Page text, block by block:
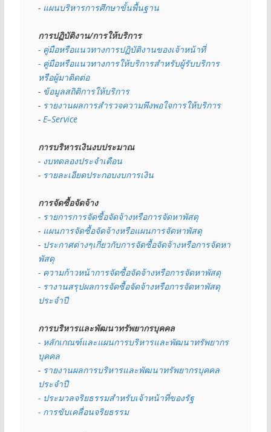
- แผนบริหารการศึกษาขั้นพื้นฐาน
การปฏิบัติงาน/การให้บริการ
- คู่มือหรือแนวทางการปฏิบัติงานของเจ้าหน้าที่
- คู่มือหรือแนวทางการให้บริการสำหรับผู้รับบริการ
หรือผู้มาติดต่อ
- ข้อมูลสถิติการให้บริการ
- รายงานผลการสำรวจความพึงพอใจการให้บริการ
- E–Service
การบริหารเงินงบประมาณ
- งบทดลองประจำเดือน
- รายละเอียดประกอบงบการเงิน
การจัดซื้อจัดจ้าง
- รายการการจัดซื้อจัดจ้างหรือการจัดหาพัสดุ
- แผนการจัดซื้อจัดจ้างหรือแผนการจัดหาพัสดุ
- ประกาศต่างๆเกี่ยวกับการจัดซื้อจัดจ้างหรือการจัดหา
พัสดุ
- ความก้าวหน้าการจัดซื้อจัดจ้างหรือการจัดหาพัสดุ
- รางานสรุปผลการจัดซื้อจัดจ้างหรือการจัดหาพัสดุ
ประจำปี
การบริหารและพัฒนาทรัพยากรบุคคล
- หลักเกณฑ์และแผนการบริหารและพัฒนาทรัพยากร
บุคคล
- รายงานผลการบริหารและพัฒนาทรัพยากรบุคคล
ประจำปี
- ประมวลจริยธรรมสำหรับเจ้าหน้าที่ของรัฐ
- การขับเคลื่อนจริยธรรม